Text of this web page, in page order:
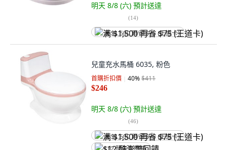
明天 8/8 (六) 預計送達
(14)
满 $1,500 再省 $75 (王道卡)
兒童充水馬桶 6035, 粉色
首購折扣價 40%$411
$246
明天 8/8 (六) 預計送達
(46)
满 $1,500 再省 $75 (王道卡)